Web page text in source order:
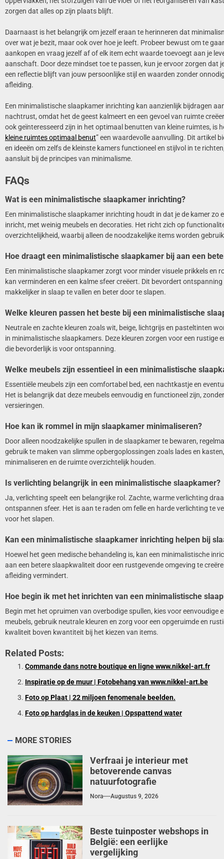
zorgen dat alles op zijn plaats blijft.
Daarnaast is het belangrijk om jezelf eraan te herinneren dat
over wat je bezit, maar ook over hoe je leeft. Probeer bewust om te
aankopen en vraag jezelf af of elk item echt waarde toevoegt aan je
aanschaft. Door deze mindset toe te passen, kun je ervoor zorgen dat
een reflectie blijft van jouw persoonlijke stijl en waarden zonder
afleiding.
Een minimalistische slaapkamer inrichting kan aanzienlijk bijdragen
nachtrust, omdat het de geest kalmeert en een gevoel van ruimte
ook geïnteresseerd zijn in het optimaal benutten van kleine ruimtes, is
kleine ruimtes optimaal benut” een waardevolle aanvulling. Dit artikel
en ideeën om zelfs de kleinste kamers functioneel en stijlvol in te
aansluit bij de principes van minimalisme.
FAQs
Wat is een minimalistische slaapkamer inrichting?
Een minimalistische slaapkamer inrichting houdt in dat je de kamer zo
inricht, met weinig meubels en decoraties. Het richt zich op
overzichtelijkheid, waarbij alleen de noodzakelijke items worden
Hoe draagt een minimalistische slaapkamer bij aan een
Een minimalistische slaapkamer zorgt voor minder visuele prikkels en
kan verminderen en een kalme sfeer creëert. Dit bevordert ontspanning
makkelijker in slaap te vallen en beter door te slapen.
Welke kleuren passen het beste bij een minimalistische
Neutrale en zachte kleuren zoals wit, beige, lichtgrijs en pasteltinten
in minimalistische slaapkamers. Deze kleuren zorgen voor een rustige
die bevorderlijk is voor ontspanning.
Welke meubels zijn essentieel in een minimalistische
Essentiële meubels zijn een comfortabel bed, een nachtkastje en
Het is belangrijk dat deze meubels eenvoudig en functioneel zijn,
versieringen.
Hoe kan ik rommel in mijn slaapkamer minimaliseren?
Door alleen noodzakelijke spullen in de slaapkamer te bewaren,
gebruik te maken van slimme opbergoplossingen zoals lades en
minimaliseren en de ruimte overzichtelijk houden.
Is verlichting belangrijk in een minimalistische slaapkamer?
Ja, verlichting speelt een belangrijke rol. Zachte, warme verlichting
ontspannen sfeer. Het is aan te raden om felle en harde verlichting te
voor het slapen.
Kan een minimalistische slaapkamer inrichting helpen bij
Hoewel het geen medische behandeling is, kan een minimalistische
aan een betere slaapkwaliteit door een rustgevende omgeving te
afleiding vermindert.
Hoe begin ik met het inrichten van een minimalistische
Begin met het opruimen van overbodige spullen, kies voor eenvoudige
meubels, gebruik neutrale kleuren en zorg voor een opgeruimde en
kwaliteit boven kwantiteit bij het kiezen van items.
Related Posts:
Commande dans notre boutique en ligne www.nikkel-art.fr
Inspiratie op de muur | Fotobehang van www.nikkel-art.be
Foto op Plaat | 22 miljoen fenomenale beelden.
Foto op hardglas in de keuken | Opspattend water
MORE STORIES
Verfraai je interieur met
betoverende canvas
natuurfotografie
Nora Augustus 9, 2026
Beste tuinposter webshops in
België: een eerlijke
vergelijking